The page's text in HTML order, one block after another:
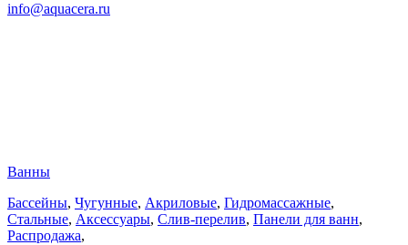
info@aquacera.ru
Ванны
Бассейны, Чугунные, Акриловые, Гидромассажные,
Стальные, Аксессуары, Слив-перелив, Панели для ванн,
Распродажа,